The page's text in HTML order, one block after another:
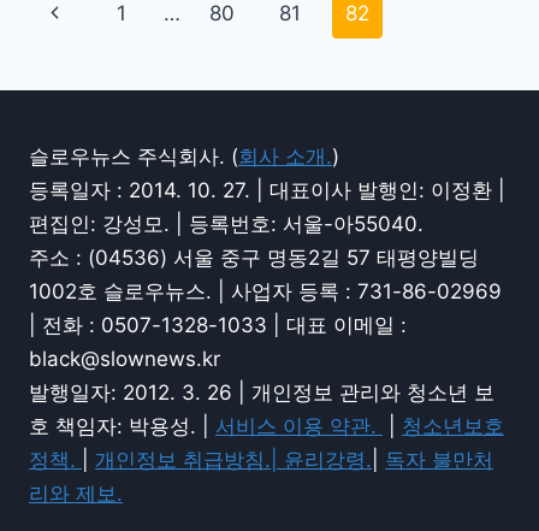
1 … 80 81 82
슬로우뉴스 주식회사. (회사 소개.)
등록일자 : 2014. 10. 27. | 대표이사 발행인: 이정환 |
편집인: 강성모. | 등록번호: 서울-아55040.
주소 : (04536) 서울 중구 명동2길 57 태평양빌딩
1002호 슬로우뉴스. | 사업자 등록 : 731-86-02969
| 전화 : 0507-1328-1033 | 대표 이메일 :
black@slownews.kr
발행일자: 2012. 3. 26 | 개인정보 관리와 청소년 보
호 책임자: 박용성. | 서비스 이용 약관.
청소년보호
정책.
개인정보 취급방침.| 윤리강령.
독자 불만처
리와 제보.